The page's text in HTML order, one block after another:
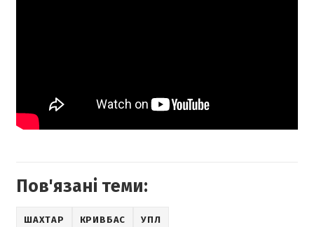
Пов'язані теми:
ШАХТАР КРИВБАС УПЛ